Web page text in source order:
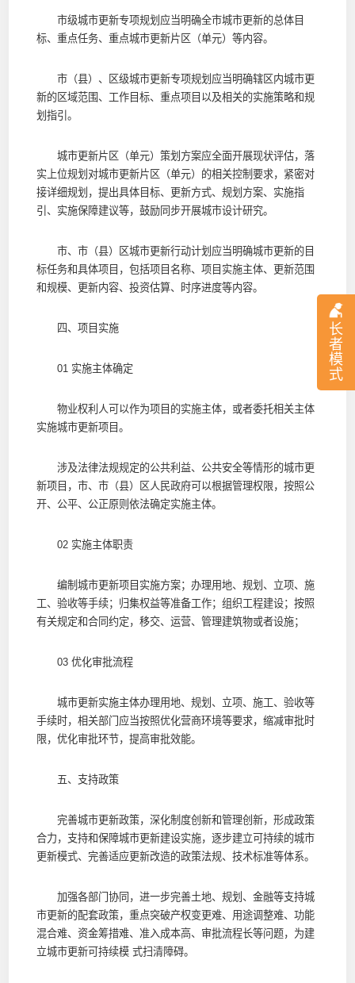
长
者
模
式
市级城市更新专项规划应当明确全市城市更新的总体目
标、重点任务、重点城市更新片区（单元）等内容。
市（县）、区级城市更新专项规划应当明确辖区内城市更
新的区域范围、工作目标、重点项目以及相关的实施策略和规
划指引。
城市更新片区（单元）策划方案应全面开展现状评估，落
实上位规划对城市更新片区（单元）的相关控制要求，紧密对
接详细规划，提出具体目标、更新方式、规划方案、实施指
引、实施保障建议等，鼓励同步开展城市设计研究。
市、市（县）区城市更新行动计划应当明确城市更新的目
标任务和具体项目，包括项目名称、项目实施主体、更新范围
和规模、更新内容、投资估算、时序进度等内容。
四、项目实施
01 实施主体确定
物业权利人可以作为项目的实施主体，或者委托相关主体
实施城市更新项目。
涉及法律法规规定的公共利益、公共安全等情形的城市更
新项目，市、市（县）区人民政府可以根据管理权限，按照公
开、公平、公正原则依法确定实施主体。
02 实施主体职责
编制城市更新项目实施方案；办理用地、规划、立项、施
工、验收等手续；归集权益等准备工作；组织工程建设；按照
有关规定和合同约定，移交、运营、管理建筑物或者设施；
03 优化审批流程
城市更新实施主体办理用地、规划、立项、施工、验收等
手续时，相关部门应当按照优化营商环境等要求，缩减审批时
限，优化审批环节，提高审批效能。
五、支持政策
完善城市更新政策，深化制度创新和管理创新，形成政策
合力，支持和保障城市更新建设实施，逐步建立可持续的城市
更新模式、完善适应更新改造的政策法规、技术标准等体系。
加强各部门协同，进一步完善土地、规划、金融等支持城
市更新的配套政策，重点突破产权变更难、用途调整难、功能
混合难、资金筹措难、准入成本高、审批流程长等问题，为建
立城市更新可持续模 式扫清障碍。